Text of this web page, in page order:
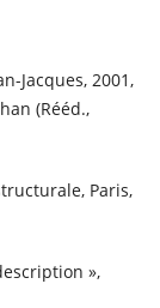
Jacques, 2001,
(Rééd.,
Paris,
»,